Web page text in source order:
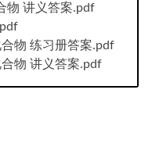
物 讲义答案.pdf
物 练习册答案.pdf
物 讲义答案.pdf